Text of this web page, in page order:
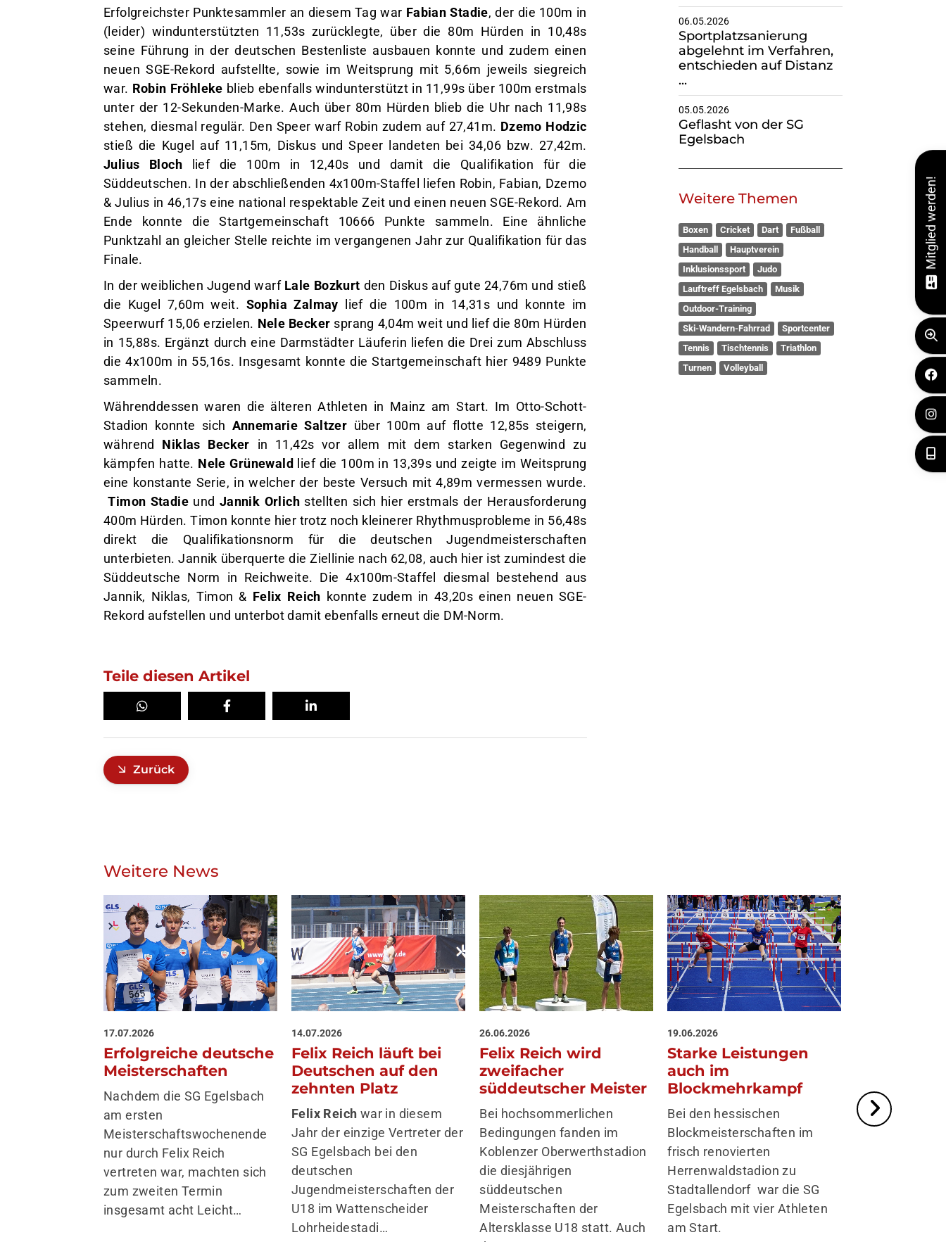
Erfolgreichster Punktesammler an diesem Tag war Fabian Stadie, der die 100m in
(leider) windunterstützten 11,53s zurücklegte, über die 80m Hürden in 10,48s
seine Führung in der deutschen Bestenliste ausbauen konnte und zudem einen
neuen SGE-Rekord aufstellte, sowie im Weitsprung mit 5,66m jeweils siegreich
war. Robin Fröhleke blieb ebenfalls windunterstützt in 11,99s über 100m erstmals
unter der 12-Sekunden-Marke. Auch über 80m Hürden blieb die Uhr nach 11,98s
stehen, diesmal regulär. Den Speer warf Robin zudem auf 27,41m. Dzemo Hodzic
stieß die Kugel auf 11,15m, Diskus und Speer landeten bei 34,06 bzw. 27,42m.
Julius Blochlief die 100m in 12,40s und damit die Qualifikation für die
Süddeutschen. In der abschließenden 4x100m-Staffel liefen Robin, Fabian, Dzemo
& Julius in 46,17s eine national respektable Zeit und einen neuen SGE-Rekord. Am
Ende konnte die Startgemeinschaft 10666 Punkte sammeln. Eine ähnliche
Punktzahl an gleicher Stelle reichte im vergangenen Jahr zur Qualifikation für das
Finale.
In der weiblichen Jugend warf Lale Bozkurt den Diskus auf gute 24,76m und stieß
die Kugel 7,60m weit. Sophia Zalmay lief die 100m in 14,31s und konnte im
Speerwurf 15,06 erzielen. Nele Becker sprang 4,04m weit und lief die 80m Hürden
in 15,88s. Ergänzt durch eine Darmstädter Läuferin liefen die Drei zum Abschluss
die 4x100m in 55,16s. Insgesamt konnte die Startgemeinschaft hier 9489 Punkte
sammeln.
Währenddessen waren die älteren Athleten in Mainz am Start. Im Otto-Schott-
Stadion konnte sich Annemarie Saltzer über 100m auf flotte 12,85s steigern,
während Niklas Becker in 11,42s vor allem mit dem starken Gegenwind zu
kämpfen hatte. Nele Grünewald
lief die 100m in 13,39s und zeigte im Weitsprung
eine konstante Serie, in welcher der beste Versuch mit 4,89m vermessen wurde.
Timon Stadie und Jannik Orlichstellten sich hier erstmals der Herausforderung
400m Hürden. Timon konnte hier trotz noch kleinerer Rhythmusprobleme in 56,48s
direkt die Qualifikationsnorm für die deutschen Jugendmeisterschaften
unterbieten. Jannik überquerte die Ziellinie nach 62,08, auch hier ist zumindest die
Süddeutsche Norm in Reichweite. Die 4x100m-Staffel diesmal bestehend aus
Jannik, Niklas, Timon & Felix Reich konnte zudem in 43,20s einen neuen SGE-
Rekord aufstellen und unterbot damit ebenfalls erneut die DM-Norm.
Teile diesen Artikel
Zurück
06.05.2026
Sportplatzsanierung
abgelehnt im Verfahren,
entschieden auf Distanz
...
05.05.2026
Geflasht von der SG
Egelsbach
Weitere Themen
Boxen Cricket Dart
Fußball
Handball
Hauptverein
Inklusionssport
Judo
Lauftreff Egelsbach
Musik
Outdoor-Training
Ski-Wandern-Fahrrad
Sportcenter
Tennis
Tischtennis
Triathlon
Turnen
Volleyball
Weitere News
17.07.2026
Erfolgreiche deutsche
Meisterschaften
Nachdem die SG Egelsbach
am ersten
Meisterschaftswochenende
nur durch Felix Reich
vertreten war, machten sich
zum zweiten Termin
insgesamt acht Leicht…
14.07.2026
Felix Reich läuft bei
Deutschen auf den
zehnten Platz
Felix Reich war in diesem
Jahr der einzige Vertreter der
SG Egelsbach bei den
deutschen
Jugendmeisterschaften der
U18 im Wattenscheider
Lohrheidestadi…
26.06.2026
Felix Reich wird
zweifacher
süddeutscher Meister
Bei hochsommerlichen
Bedingungen fanden im
Koblenzer Oberwerthstadion
die diesjährigen
süddeutschen
Meisterschaften der
Altersklasse U18 statt. Auch
19.06.2026
Starke Leistungen
auch im
Blockmehrkampf
Bei den hessischen
Blockmeisterschaften im
frisch renovierten
Herrenwaldstadion zu
Stadtallendorf war die SG
Egelsbach mit vier Athleten
am Start.
Die hessischen
Mitglied werden!